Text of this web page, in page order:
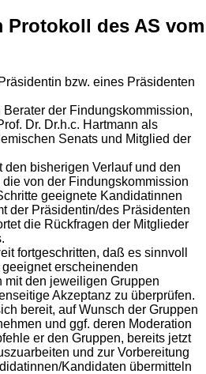
Protokoll des AS vom
bzw. eines Präsidenten
der Findungskommission,
Dr. Dr.h.c. Hartmann als
Senats und Mitglied der
den bisherigen Verlauf und den
von der Findungskommission
geeignete Kandidatinnen
der Präsidentin/des Präsidenten
die Rückfragen der Mitglieder
fortgeschritten, daß es sinnvoll
erscheinenden
den jeweiligen Gruppen
Akzeptanz zu überprüfen.
bereit, auf Wunsch der Gruppen
und ggf. deren Moderation
er den Gruppen, bereits jetzt
und zur Vorbereitung
Kandidaten übermitteln